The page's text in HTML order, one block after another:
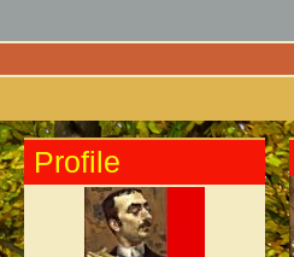
Profile